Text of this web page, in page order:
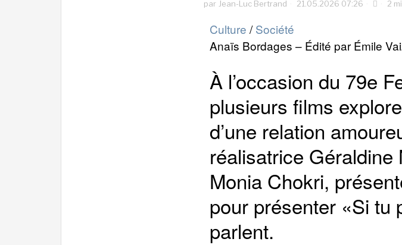
par Jean-Luc Bertrand 21.05.2026 07:26 2
Culture /Société
Anaïs Bordages – Édité par Émile
À l’occasion du 79e
plusieurs films
d’une relation
réalisatrice Géraldine
Monia Chokri,
pour présenter «Si tu
parlent.